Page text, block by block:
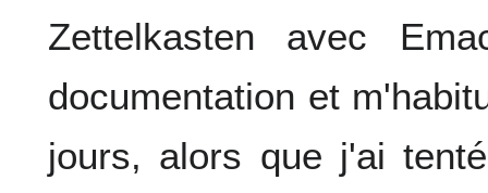
Zettelkasten avec
documentation et
jours, alors que j'ai